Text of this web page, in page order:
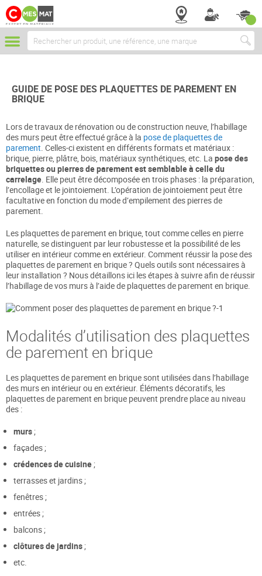
Chercher
GUIDE DE POSE DES PLAQUETTES DE PAREMENT EN
BRIQUE
Lors de travaux de rénovation ou de construction neuve, l’habillage
des murs peut être effectué grâce à la pose de plaquettes de
parement. Celles-ci existent en différents formats et matériaux :
brique, pierre, plâtre, bois, matériaux synthétiques, etc. La pose des
briquettes ou pierres de parement est semblable à celle du
carrelage. Elle peut être décomposée en trois phases : la préparation,
l’encollage et le jointoiement. L’opération de jointoiement peut être
facultative en fonction du mode d’empilement des pierres de
parement.
Les plaquettes de parement en brique, tout comme celles en pierre
naturelle, se distinguent par leur robustesse et la possibilité de les
utiliser en intérieur comme en extérieur. Comment réussir la pose des
plaquettes de parement en brique ? Quels outils sont nécessaires à
leur installation ? Nous détaillons ici les étapes à suivre afin de réussir
l’habillage de vos murs à l’aide de plaquettes de parement en brique.
Modalités d’utilisation des plaquettes
de parement en brique
Les plaquettes de parement en brique sont utilisées dans l’habillage
des murs en intérieur ou en extérieur. Éléments décoratifs, les
plaquettes de parement en brique peuvent prendre place au niveau
des :
murs ;
façades ;
crédences de cuisine ;
terrasses et jardins ;
fenêtres ;
entrées ;
balcons ;
clôtures de jardins ;
etc.